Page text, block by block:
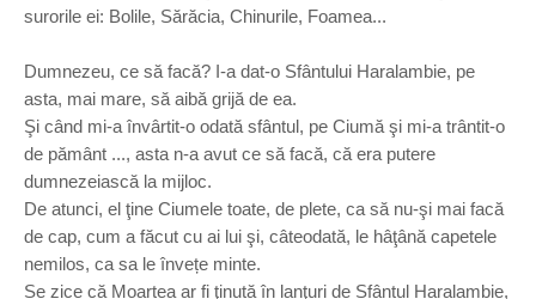
surorile ei: Bolile, Sărăcia, Chinurile, Foamea...
Dumnezeu, ce să facă? I-a dat-o Sfântului Haralambie, pe
asta, mai mare, să aibă grijă de ea.
Şi când mi-a învârtit-o odată sfântul, pe Ciumă şi mi-a trântit-o
de pământ ..., asta n-a avut ce să facă, că era putere
dumnezeiască la mijloc.
De atunci, el ţine Ciumele toate, de plete, ca să nu-şi mai facă
de cap, cum a făcut cu ai lui şi, câteodată, le hâţână capetele
nemilos, ca sa le învețe minte.
Se zice că Moartea ar fi ţinută în lanţuri de Sfântul Haralambie,